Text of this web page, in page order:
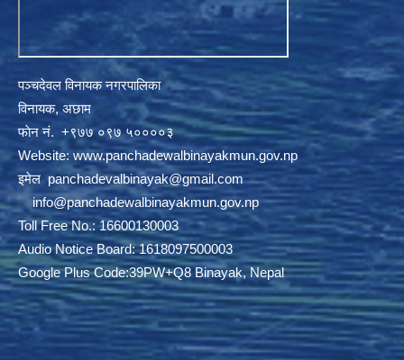
पञ्चदेवल विनायक नगरपालिका
विनायक, अछाम
फाेन नं‍‍‍‍. ‌+९७७ ०९७ ५००००३
Website: www.panchadewalbinayakmun.gov.np
इमेलpanchadevalbinayak@gmail.com
‌ ‌info@panchadewalbinayakmun.gov.np
Toll Free No.: 16600130003
Audio Notice Board: 1618097500003
Google Plus Code:39PW+Q8 Binayak, Nepal